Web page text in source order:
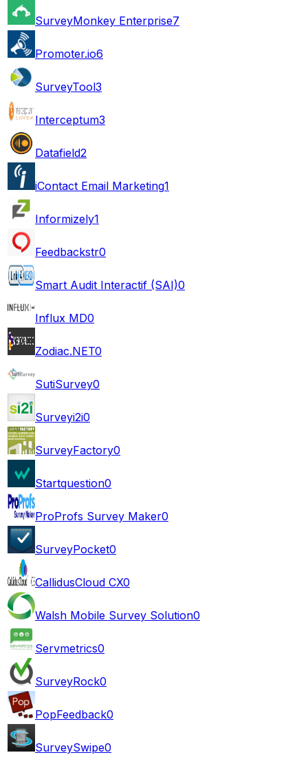
SurveyMonkey Enterprise7
Promoter.io6
SurveyTool3
Interceptum3
Datafield2
iContact Email Marketing1
Informizely1
Feedbackstr0
Smart Audit Interactif (SAI)0
Influx MD0
Zodiac.NET0
SutiSurvey0
Surveyi2i0
SurveyFactory0
Startquestion0
ProProfs Survey Maker0
SurveyPocket0
CallidusCloud CX0
Walsh Mobile Survey Solution0
Servmetrics0
SurveyRock0
PopFeedback0
SurveySwipe0